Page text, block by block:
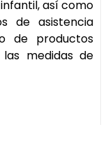
así como
de asistencia
de productos
medidas de